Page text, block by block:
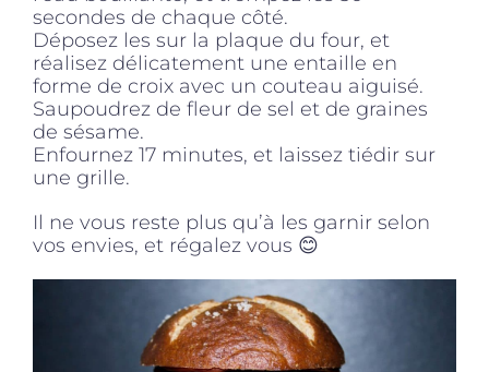
secondes de chaque côté.
Déposez les sur la plaque du four, et
réalisez délicatement une entaille en
forme de croix avec un couteau aiguisé.
Saupoudrez de fleur de sel et de graines
de sésame.
Enfournez 17 minutes, et laissez tiédir sur
une grille.
Il ne vous reste plus qu’à les garnir selon
vos envies, et régalez vous 😊